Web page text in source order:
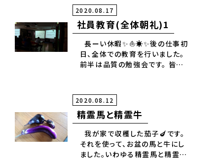
度再確認して頂きたいという思い
でお話しさせて 頂きました。 忘れ
ていた事を思い出したという、社
員もいましたので本当の意味での
社員への周知徹底ができたと思
います。 こういう機会を設けて良
かったと思います。 繰り返し行っ
2020.08.17
社員教育(全体朝礼)1
長ーい休暇✨⛵☀️✨後の仕事初
日、全体での教育を行いました。
前半は品質の勉強会です。 皆さ
た。
2020.08.12
精霊馬と精霊牛
我が家で収穫した茄子🍆です。
それを使って、お盆の馬と牛にし
ました。いわゆる精霊馬と精霊牛